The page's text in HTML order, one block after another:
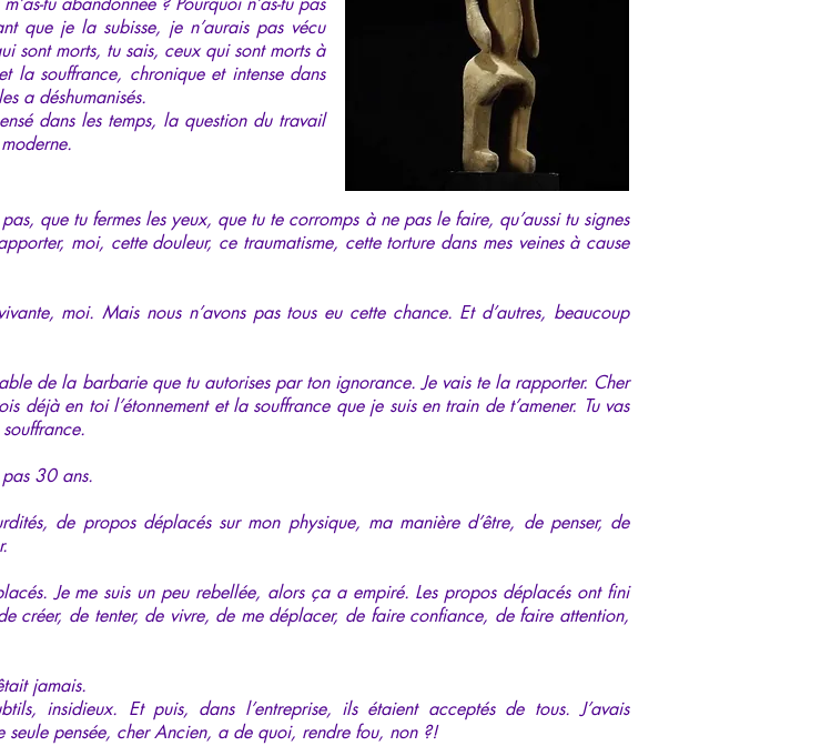
que je la subisse, je n’aurais pas vécu
sont morts, tu sais, ceux qui sont morts à
la souffrance, chronique et intense dans
a déshumanisés.
dans les temps, la question du travail
que tu fermes les yeux, que tu te corromps à ne pas le faire, qu’aussi tu signes
moi, cette douleur, ce traumatisme, cette torture dans mes veines à cause
moi. Mais nous n’avons pas tous eu cette chance. Et d’autres, beaucoup
de la barbarie que tu autorises par ton ignorance. Je vais te la rapporter. Cher
déjà en toi l’étonnement et la souffrance que je suis en train de t’amener. Tu vas
30 ans.
de propos déplacés sur mon physique, ma manière d’être, de penser, de
Je me suis un peu rebellée, alors ça a empiré. Les propos déplacés ont fini
créer, de tenter, de vivre, de me déplacer, de faire confiance, de faire attention,
jamais.
insidieux. Et puis, dans l’entreprise, ils étaient acceptés de tous. J’avais
seule pensée, cher Ancien, a de quoi, rendre fou, non ?!